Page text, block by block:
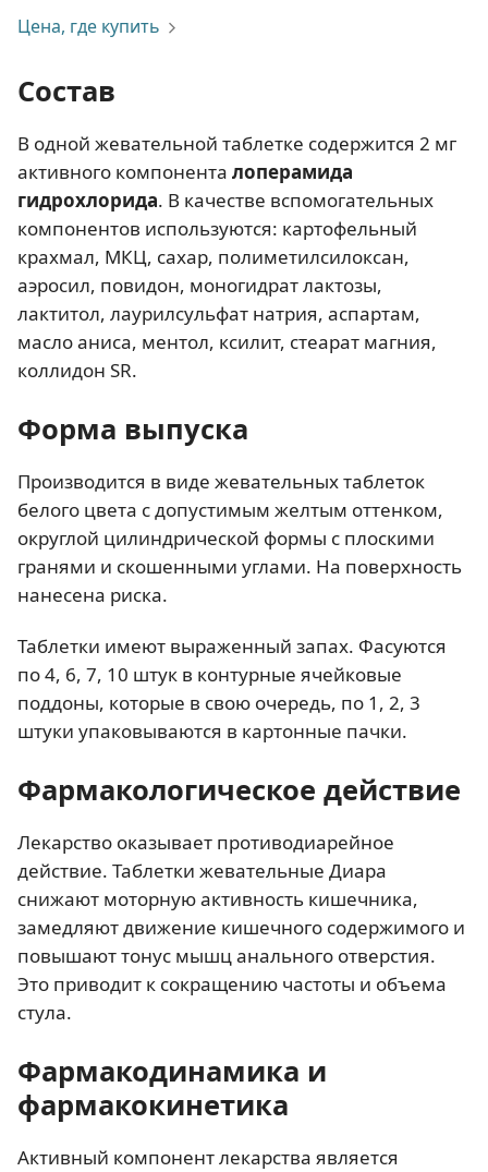
Цена, где купить
Состав
В одной жевательной таблетке содержится 2 мг
активного компонента лоперамида
гидрохлорида. В качестве вспомогательных
компонентов используются: картофельный
крахмал, МКЦ, сахар, полиметилсилоксан,
аэросил, повидон, моногидрат лактозы,
лактитол, лаурилсульфат натрия, аспартам,
масло аниса, ментол, ксилит, стеарат магния,
коллидон SR.
Форма выпуска
Производится в виде жевательных таблеток
белого цвета с допустимым желтым оттенком,
округлой цилиндрической формы с плоскими
гранями и скошенными углами. На поверхность
нанесена риска.
Таблетки имеют выраженный запах. Фасуются
по 4, 6, 7, 10 штук в контурные ячейковые
поддоны, которые в свою очередь, по 1, 2, 3
штуки упаковываются в картонные пачки.
Фармакологическое действие
Лекарство оказывает противодиарейное
действие. Таблетки жевательные Диара
снижают моторную активность кишечника,
замедляют движение кишечного содержимого и
повышают тонус мышц анального отверстия.
Это приводит к сокращению частоты и объема
стула.
Фармакодинамика и
фармакокинетика
Активный компонент лекарства является